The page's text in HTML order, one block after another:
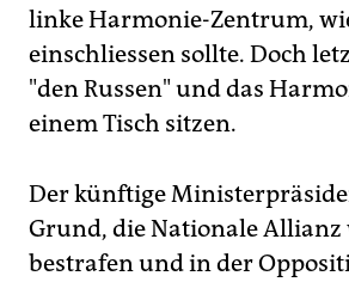
linke Harmonie-Zentrum,
einschliessen sollte. Doch
"den Russen" und das
einem Tisch sitzen.
Der künftige
Grund, die Nationale
bestrafen und in der